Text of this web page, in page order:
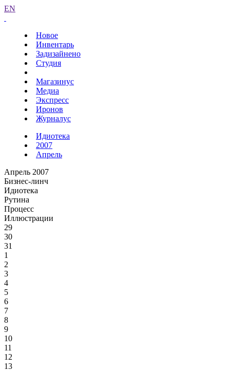
EN
Новое
Инвентарь
Задизайнено
Студия
Магазинус
Медиа
Экспресс
Иронов
Журналус
Идиотека
2007
Апрель
Апрель 2007
Бизнес-линч
Идиотека
Рутина
Процесс
Иллюстрации
29
30
31
1
2
3
4
5
6
7
8
9
10
11
12
13